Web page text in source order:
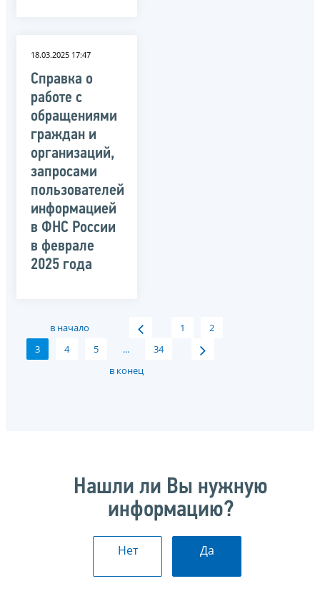
18.03.2025 17:47
Справка о
работе с
обращениями
граждан и
организаций,
запросами
пользователей
информацией
в ФНС России
в феврале
2025 года
в начало 1
2
3
4 5 ...
34
в конец
Нашли ли Вы нужную
информацию?
Нет Да